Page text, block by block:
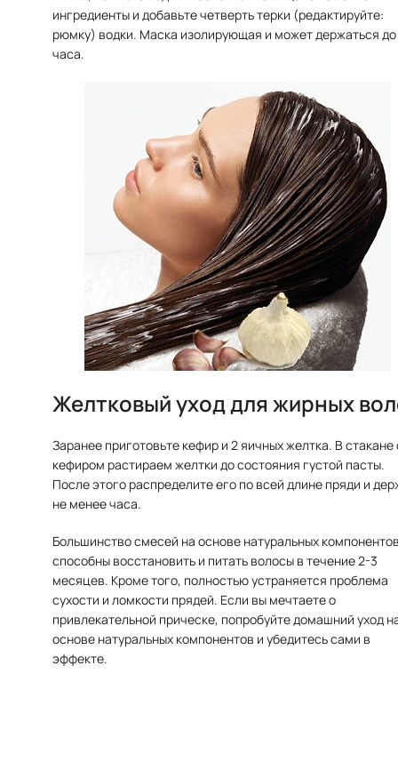
ингредиенты и добавьте четверть терки (редактируйте:
рюмку) водки. Маска изолирующая и может держаться до
часа.
Желтковый уход для жирных
Заранее приготовьте кефир и 2 яичных желтка. В стакане
кефиром растираем желтки до состояния густой пасты.
После этого распределите его по всей длине пряди и
не менее часа.
Большинство смесей на основе натуральных
способны восстановить и питать волосы в течение 2-3
месяцев. Кроме того, полностью устраняется проблема
сухости и ломкости прядей. Если вы мечтаете о
привлекательной прическе, попробуйте домашний уход
основе натуральных компонентов и убедитесь сами в
эффекте.